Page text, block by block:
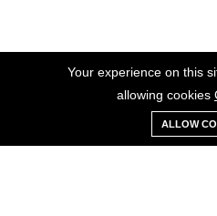
©2023 Hoa Nelly .
0
Xe
đẩy
Your experience on this
allowing cookies
ALLOW